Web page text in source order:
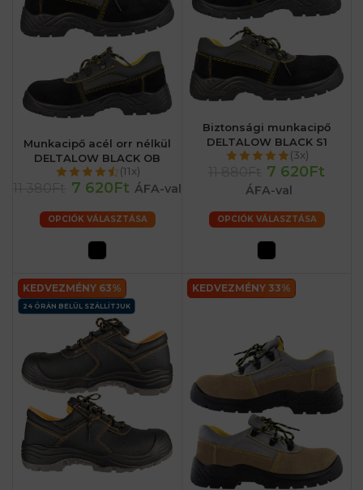
Munkacipő acél orr nélkül
DELTALOW BLACK OB
(11x)
7 620Ft ÁFA-val
OPCIÓK VÁLASZTÁSA
Biztonsági munkacipő
DELTALOW BLACK S1
(3x)
7 620Ft
ÁFA-val
OPCIÓK VÁLASZTÁSA
KEDVEZMÉNY 63%
24 ÓRÁN BELÜL SZÁLLÍTJUK
KEDVEZMÉNY 33%